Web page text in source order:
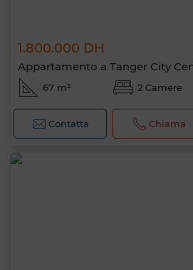
1.800.000 DH
Appartamento a Tanger City
67 m² 2 Camere
Contatta Chiama